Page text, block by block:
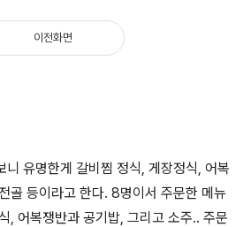
니 유명한게 갈비찜 정식, 게장정식, 어복
골 등이라고 한다. 8명이서 주문한 메뉴
, 어복쟁반과 공기밥, 그리고 소주.. 주문